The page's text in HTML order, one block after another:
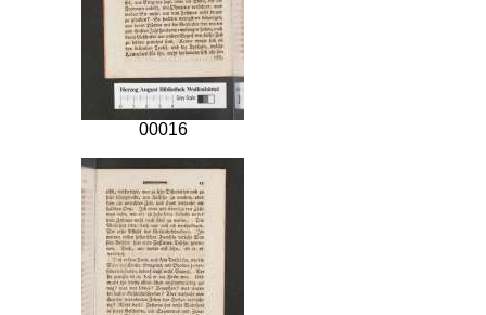
00016